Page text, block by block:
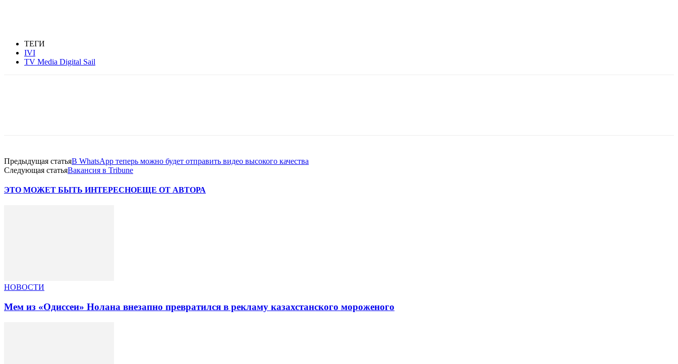
ТЕГИ
IVI
TV Media Digital Sail
Предыдущая статьяВ WhatsApp теперь можно будет отправить видео высокого качества
Следующая статьяВакансия в Tribune
ЭТО МОЖЕТ БЫТЬ ИНТЕРЕСНОЕЩЕ ОТ АВТОРА
НОВОСТИ
Мем из «Одиссеи» Нолана внезапно превратился в рекламу казахстанского мороженого